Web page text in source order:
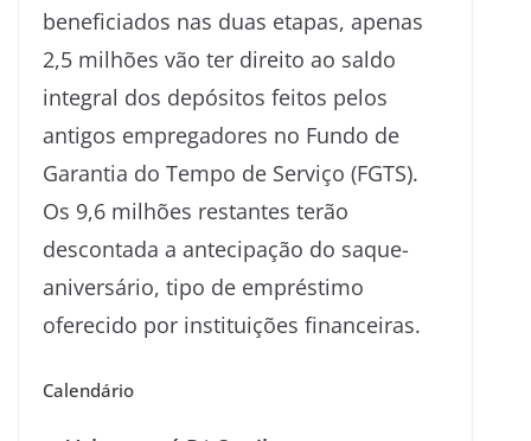
beneficiados nas duas etapas, apenas
2,5 milhões vão ter direito ao saldo
integral dos depósitos feitos pelos
antigos empregadores no Fundo de
Garantia do Tempo de Serviço (FGTS).
Os 9,6 milhões restantes terão
descontada a antecipação do saque-
aniversário, tipo de empréstimo
oferecido por instituições financeiras.
Calendário